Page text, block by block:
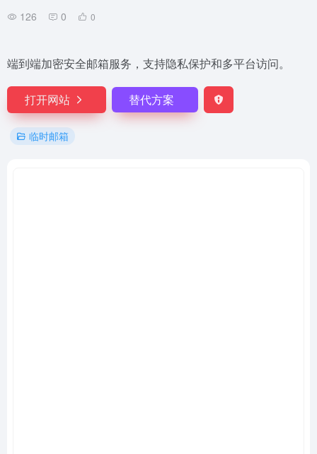
126 0 0
端到端加密安全邮箱服务，支持隐私保护和多平台访问。
打开网站 替代方案
临时邮箱